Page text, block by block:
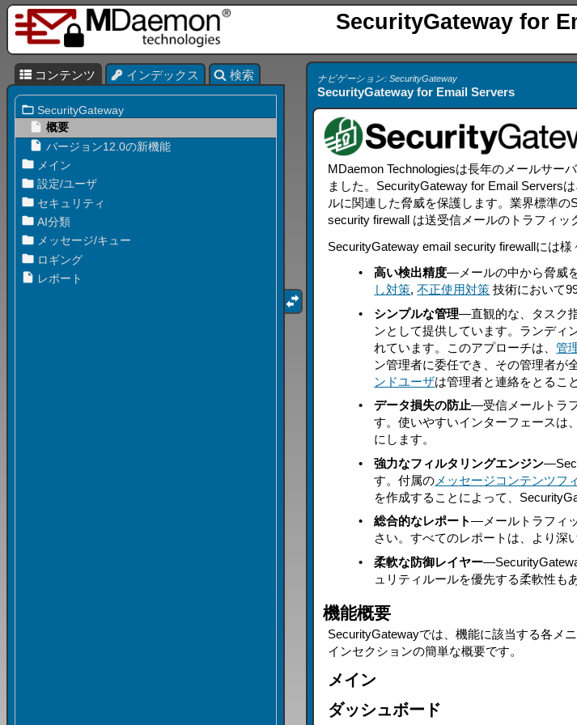
SecurityGateway for
ナビゲーション: SecurityGateway
SecurityGateway for Email Servers
MDaemon Technologiesは長年のメールサー
ました。SecurityGateway for Email Servers
ルに関連した脅威を保護します。業界標準の
security firewall は送受信メールのトラフィッ
SecurityGateway email security firewallには
•
高い検出精度—メールの中から脅威
し対策,不正使用対策 技術において
•
シンプルな管理—直観的な、タスク
ンとして提供しています。ランディ
れています。このアプローチは、管
ン管理者に委任でき、その管理者が
ンドユーザは管理者と連絡をとるこ
•
データ損失の防止—受信メールトラ
す。使いやすいインターフェースは
にします。
•
強力なフィルタリングエンジン—
す。付属の メッセージコンテンツフ
を作成することによって、
•
総合的なレポート— メールトラフィ
さい。すべてのレポートは、より深
•
柔軟な防御レイヤー
ュリティルールを優先する柔軟性も
機能概要
SecurityGatewayでは、機能に該当する各メ
インセクションの簡単な概要です。
メイン
ダッシュボード
コンテンツ インデックス 検索